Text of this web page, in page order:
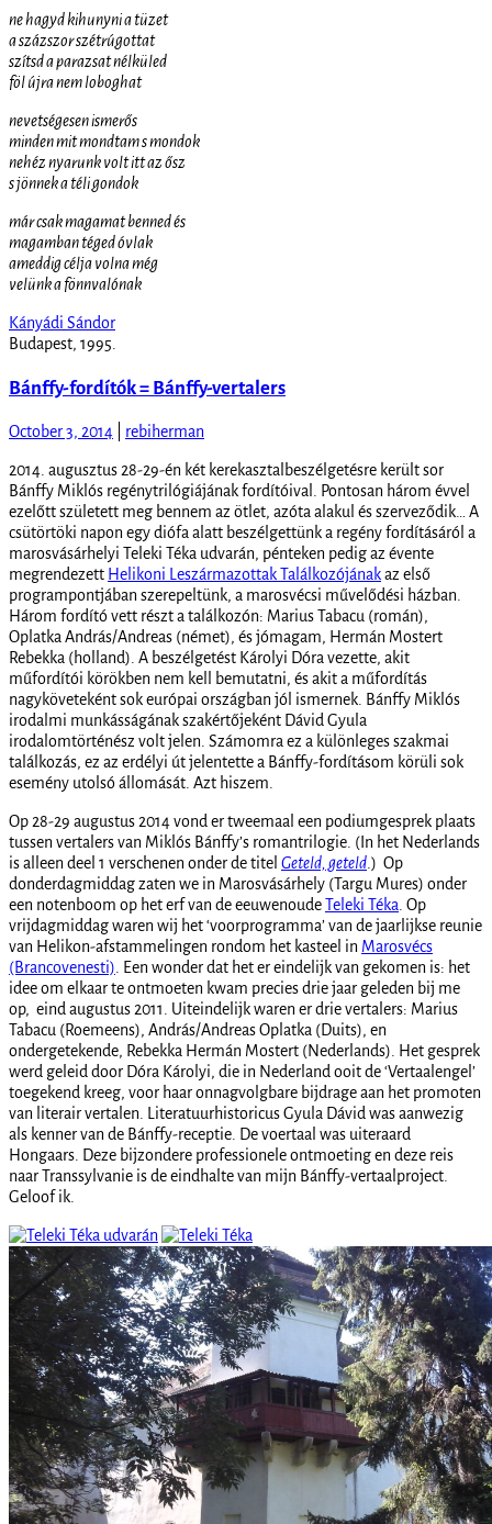
ne hagyd kihunyni a tüzet
a százszor szétrúgottat
szítsd a parazsat nélküled
föl újra nem loboghat
nevetségesen ismerős
minden mit mondtam s mondok
nehéz nyarunk volt itt az ősz
s jönnek a téli gondok
már csak magamat benned és
magamban téged óvlak
ameddig célja volna még
velünk a fönnvalónak
Kányádi Sándor
Budapest, 1995.
Bánffy-fordítók = Bánffy-vertalers
October 3, 2014 rebiherman
2014. augusztus 28-29-én két kerekasztalbeszélgetésre került sor
Bánffy Miklós regénytrilógiájának fordítóival. Pontosan három évvel
ezelőtt született meg bennem az ötlet, azóta alakul és szerveződik… A
csütörtöki napon egy diófa alatt beszélgettünk a regény fordításáról a
marosvásárhelyi Teleki Téka udvarán, pénteken pedig az évente
megrendezett Helikoni Leszármazottak Találkozójánakaz első
programpontjában szerepeltünk, a marosvécsi művelődési házban.
Három fordító vett részt a találkozón: Marius Tabacu (román),
Oplatka András/Andreas (német), és jómagam, Hermán Mostert
Rebekka (holland). A beszélgetést Károlyi Dóra vezette, akit
műfordítói körökben nem kell bemutatni, és akit a műfordítás
nagyköveteként sok európai országban jól ismernek. Bánffy Miklós
irodalmi munkásságának szakértőjeként Dávid Gyula
irodalomtörténész volt jelen. Számomra ez a különleges szakmai
találkozás, ez az erdélyi út jelentette a Bánffy-fordításom körüli sok
esemény utolsó állomását. Azt hiszem.
Op 28-29 augustus 2014 vond er tweemaal een podiumgesprek plaats
tussen vertalers van Miklós Bánffy’s romantrilogie. (In het Nederlands
is alleen deel 1 verschenen onder de titel Geteld, geteld .) Op
donderdagmiddag zaten we in Marosvásárhely (Targu Mures) onder
een notenboom op het erf van de eeuwenoudeTeleki Téka . Op
vrijdagmiddag waren wij het ‘voorprogramma’ van de jaarlijkse reunie
van Helikon-afstammelingen rondom het kasteel in Marosvécs
(Brancovenesti) . Een wonder dat het er eindelijk van gekomen is: het
idee om elkaar te ontmoeten kwam precies drie jaar geleden bij me
op, eind augustus 2011. Uiteindelijk waren er drie vertalers: Marius
Tabacu (Roemeens), András/Andreas Oplatka (Duits), en
ondergetekende, Rebekka Hermán Mostert (Nederlands). Het gesprek
werd geleid door Dóra Károlyi, die in Nederland ooit de ‘Vertaalengel’
toegekend kreeg, voor haar onnagvolgbare bijdrage aan het promoten
van literair vertalen. Literatuurhistoricus Gyula Dávid was aanwezig
als kenner van de Bánffy-receptie. De voertaal was uiteraard
Hongaars. Deze bijzondere professionele ontmoeting en deze reis
naar Transsylvanie is de eindhalte van mijn Bánffy-vertaalproject.
Geloof ik.